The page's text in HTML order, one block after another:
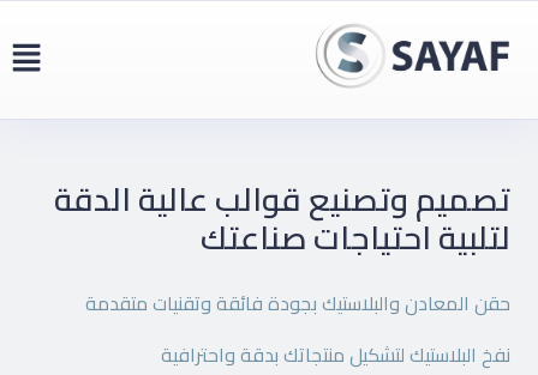
تصميم وتصنيع قوالب عاليةالدقة
لتلبية احتياجات صناعتك
حقن المعادن والبلاستيك بجودة فائقة وتقنيات متقدمة
نفخ البلاستيك لتشكيل منتجاتك بدقة واحترافية